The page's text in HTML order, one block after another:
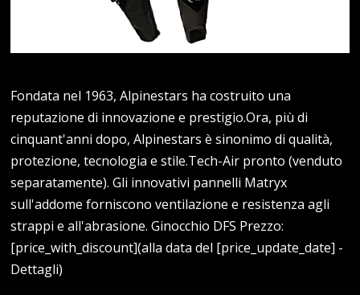
Fondata nel 1963, Alpinestars ha costruito una
reputazione di innovazione e prestigio.Ora, più di
cinquant'anni dopo, Alpinestars è sinonimo di qualità,
protezione, tecnologia e stile.Tech-Air pronto (venduto
separatamente). Gli innovativi pannelli Matryx
sull'addome forniscono ventilazione e resistenza agli
strappi e all'abrasione. Ginocchio DFS Prezzo:
[price_with_discount](alla data del [price_update_date] -
Dettagli)